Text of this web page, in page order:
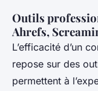
Outils
Ahrefs,
L’efficacité d’un
repose sur des
permettent à